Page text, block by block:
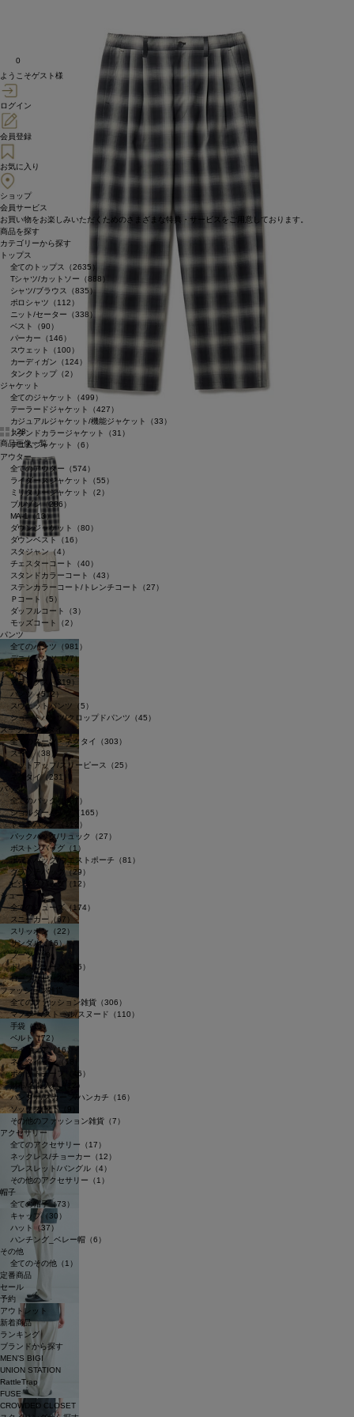
0
ようこそゲスト様
ログイン
会員登録
お気に入り
ショップ
会員サービス
お買い物をお楽しみいただくためのさまざまな特典・サービスをご用意しております。
商品を探す
カテゴリーから探す
トップス
全てのトップス（2635）
Tシャツ/カットソー（888）
シャツ/ブラウス（835）
ポロシャツ（112）
ニット/セーター（338）
ベスト（90）
パーカー（146）
スウェット（100）
カーディガン（124）
タンクトップ（2）
ジャケット
全てのジャケット（499）
テーラードジャケット（427）
カジュアルジャケット/機能ジャケット（33）
スタンドカラージャケット（31）
デニムジャケット（6）
アウター
全てのアウター（574）
ライダースジャケット（55）
ミリタリージャケット（2）
ブルゾン（286）
MA-1（13）
ダウンジャケット（80）
ダウンベスト（16）
スタジャン（4）
チェスターコート（40）
スタンドカラーコート（43）
ステンカラーコート/トレンチコート（27）
Ｐコート（5）
ダッフルコート（3）
モッズコート（2）
パンツ
全てのパンツ（981）
デニムパンツ（77）
チノパンツ（15）
スラックス（319）
パンツ（512）
スウェットパンツ（5）
ショートパンツ/クロップドパンツ（45）
スーツ・ネクタイ
全てのスーツ・ネクタイ（303）
スーツ（38）
セットアップ/スリーピース（25）
ネクタイ（231）
バッグ
全てのバッグ（427）
ショルダーバッグ（165）
トートバッグ（112）
バックパック/リュック（27）
ボストンバッグ（1）
ボディバッグ/ウエストポーチ（81）
クラッチバッグ（29）
ビジネスバッグ（12）
シューズ
全てのシューズ（174）
スニーカー（67）
スリッポン（22）
サンダル（16）
ブーツ（10）
ドレスシューズ（35）
ローファー（20）
ファッション雑貨
全てのファッション雑貨（306）
マフラー/ストール/スヌード（110）
手袋（11）
ベルト（72）
アイウェア（16）
ネクタイピン（18）
ポケットチーフ（46）
財布/名刺入れ（12）
バンダナ/スカーフ/ハンカチ（16）
ソックス/靴下（9）
その他のファッション雑貨（7）
アクセサリー
全てのアクセサリー（17）
ネックレス/チョーカー（12）
ブレスレット/バングル（4）
その他のアクセサリー（1）
帽子
全ての帽子（73）
キャップ（30）
ハット（37）
ハンチング_ベレー帽（6）
その他
全てのその他（1）
定番商品
セール
予約
アウトレット
新着商品
ランキング
ブランドから探す
MEN’S BIGI
UNION STATION
RattleTrap
FUSE
CROWDED CLOSET
|28
商品画像一覧